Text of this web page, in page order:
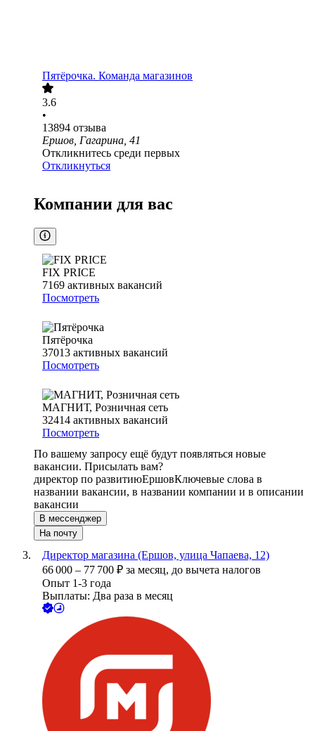
Пятёрочка. Команда магазинов
3.6
•
13894 отзыва
Ершов, Гагарина, 41
Откликнитесь среди первых
Откликнуться
Компании для вас
FIX PRICE
7169 активных вакансий
Посмотреть
Пятёрочка
37013 активных вакансий
Посмотреть
МАГНИТ, Розничная сеть
32414 активных вакансий
Посмотреть
По вашему запросу ещё будут появляться новые
вакансии. Присылать вам?
директор по развитиюЕршовКлючевые слова в
названии вакансии, в названии компании и в описании
вакансии
В мессенджер
На почту
Директор магазина (Ершов, улица Чапаева, 12)
66 000 – 77 700 ₽ за месяц, до вычета налогов
Опыт 1-3 года
Выплаты: Два раза в месяц